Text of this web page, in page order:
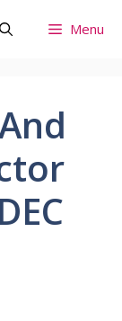
Menu